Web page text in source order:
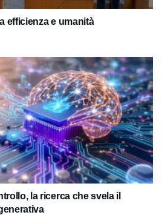
efficienza e umanità
la ricerca che svela il